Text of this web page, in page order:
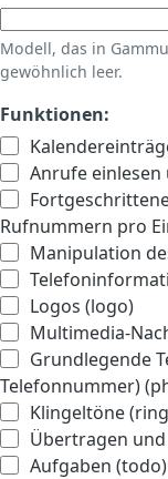
Modell, das in
gewöhnlich leer.
Funktionen:
Anrufe
Rufnummern pro
Manipulation
Logos (logo)
Multimedia-
Grundlegende
Telefonnummer)
Klingeltöne
Übertragen und
Aufgaben (todo)